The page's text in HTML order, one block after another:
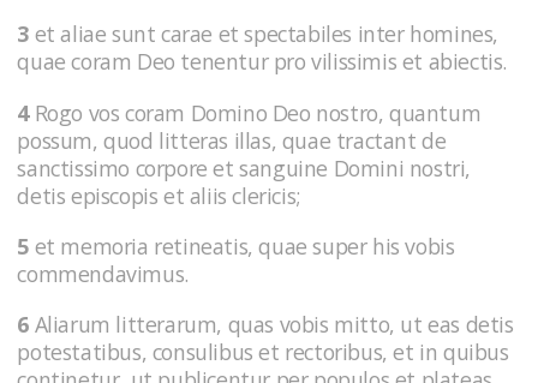
3 et aliae sunt carae et spectabiles inter homines,
quae coram Deo tenentur pro vilissimis et abiectis.
4Rogo vos coram Domino Deo nostro, quantum
possum, quod litteras illas, quae tractant de
sanctissimo corpore et sanguine Domini nostri,
detis episcopis et aliis clericis;
5 et memoria retineatis, quae super his vobis
commendavimus.
6 Aliarum litterarum, quas vobis mitto, ut eas detis
potestatibus, consulibus et rectoribus, et in quibus